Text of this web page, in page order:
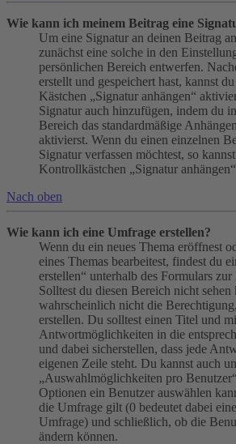
Wie kann ich meinem Beitrag eine
Um eine Signatur an deinen Beitrag
zunächst eine solche in den
persönlichen Bereich entwerfen.
erstellt und gespeichert hast, kannst
Kästchen „Signatur anhängen“
Signatur auch hinzufügen, indem du
Bereich das standardmäßige
aktivierst. Wenn du einen einzelnen
Signatur verfassen möchtest, so
Kontrollkästchen „Signatur
Nach oben
Wie kann ich eine Umfrage erstellen?
Wenn du ein neues Thema eröffnest
eines Themas bearbeitest, findest du
erstellen“ unterhalb des Formulars
Solltest du diesen Bereich nicht sehen
wahrscheinlich nicht die
erstellen. Du solltest einen Titel und
Antwortmöglichkeiten in die
und dabei sicherstellen, dass jede
eigenen Zeile steht. Du kannst auch
„Auswahlmöglichkeiten pro
Optionen ein Benutzer auswählen
die Umfrage gilt (0 bedeutet dabei
Umfrage) und schließlich, ob die
ändern können.